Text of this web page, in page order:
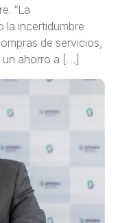
“La
la incertidumbre
de servicios,
un ahorro a […]